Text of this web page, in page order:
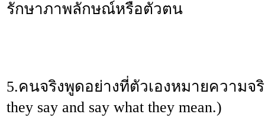
รักษาภาพลักษณ์หรือตัวตน
5.คนจริงพูดอย่างที่ตัวเองหมายความจริ
they say and say what they mean.)